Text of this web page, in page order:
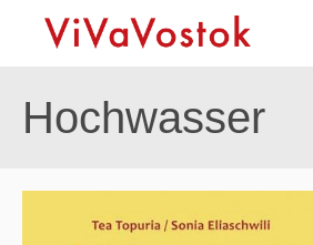
Hochwasser